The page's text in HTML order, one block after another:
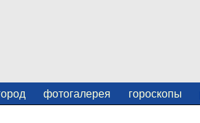
фотогалерея гороскопы